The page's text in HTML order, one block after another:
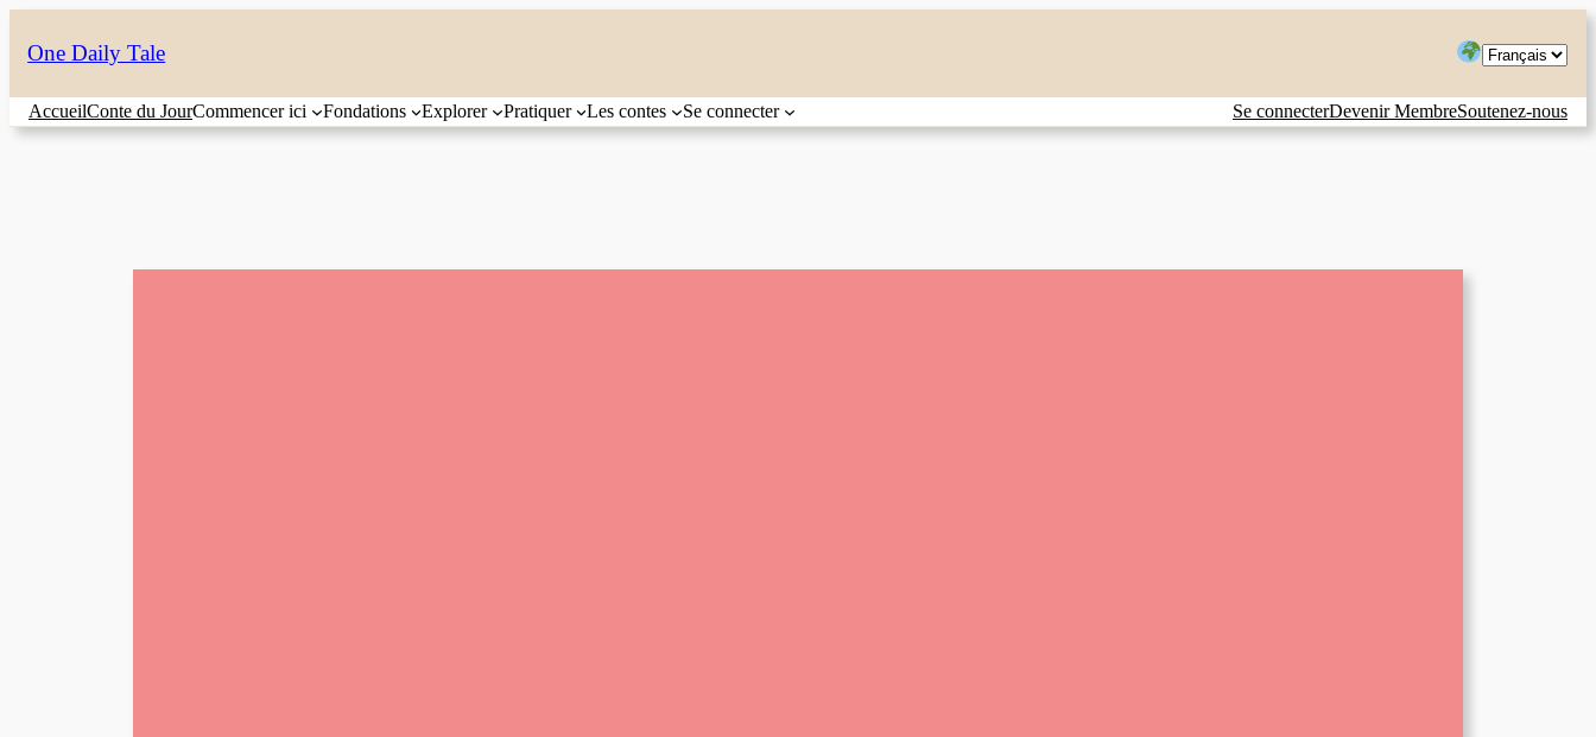
au
contenu
One Daily Tale
Choisir
langue
AccueilConte du JourCommencer ici Fondations Explorer Pratiquer Les contes Se connecter Se connecterDevenir MembreSoutenez-nous